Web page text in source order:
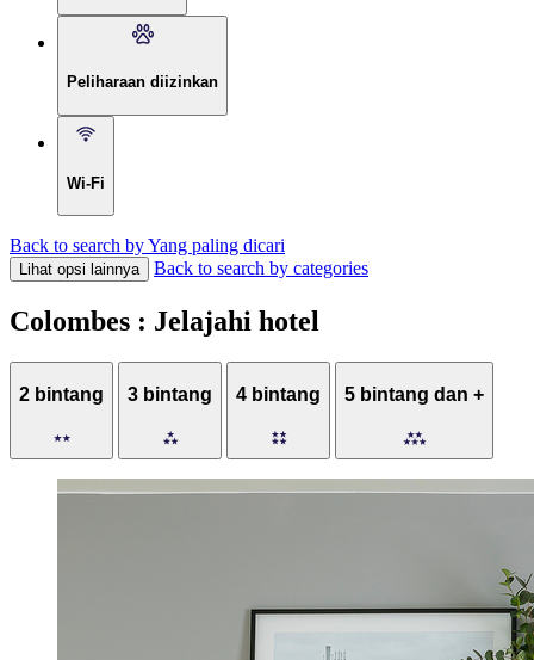
Peliharaan diizinkan
Wi-Fi
Back to search by Yang paling dicari
Lihat opsi lainnya Back to search by categories
Colombes : Jelajahi hotel
2 bintang 3 bintang 4 bintang 5 bintang dan +